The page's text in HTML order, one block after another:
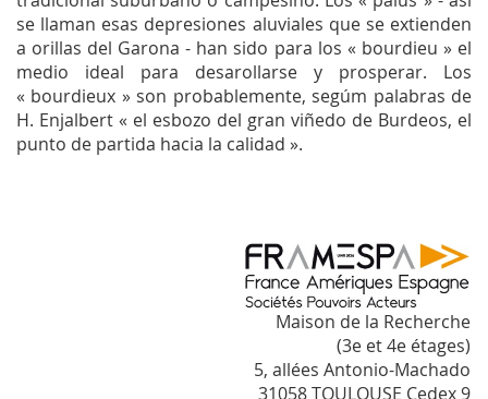
se llaman esas depresiones aluviales que se extienden
a orillas del Garona - han sido para los « bourdieu » el
medio ideal para desarollarse y prosperar. Los
« bourdieux » son probablemente, segúm palabras de
H. Enjalbert « el esbozo del gran viñedo de Burdeos, el
punto de partida hacia la calidad ».
Maison de la Recherche
(3e et 4e étages)
5, allées Antonio-Machado
31058 TOULOUSE Cedex 9